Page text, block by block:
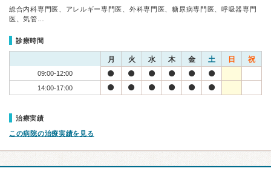
総合内科専門医、アレルギー専門医、外科専門医、糖尿病専門医、呼吸器専門
医、気管…
診療時間
月 火 水 木 金 土 日 祝
09:00-12:00
14:00-17:00
治療実績
この病院の治療実績を見る